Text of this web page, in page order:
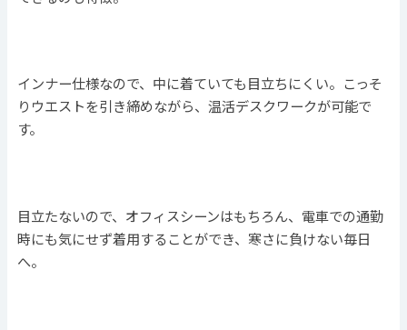
インナー仕様なので、中に着ていても目立ちにくい。こっそ
りウエストを引き締めながら、温活デスクワークが可能で
す。
目立たないので、オフィスシーンはもちろん、電車での通勤
時にも気にせず着用することができ、寒さに負けない毎日
へ。